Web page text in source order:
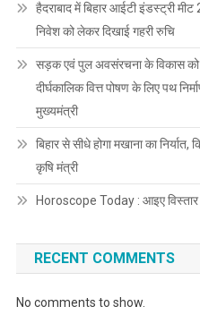
हैदराबाद में बिहार आईटी इंडस्ट्री
निवेश को लेकर दिखाई गहरी रुचि
सड़क एवं पुल अवसंरचना के विकास को
दीर्घकालिक वित्त पोषण के लिए पथ
मुख्यमंत्री
बिहार से सीधे होगा मखाना का
कृषि मंत्री
Horoscope Today : आइए
RECENT COMMENTS
No comments to show.